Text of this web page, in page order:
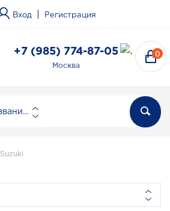
Вход Регистрация
+7 (985) 774-87-05
Москва
0
По названию
Suzuki